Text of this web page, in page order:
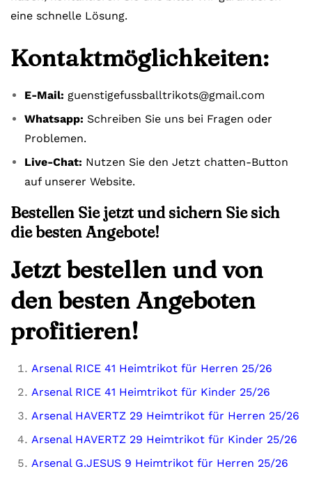
eine schnelle Lösung.
Kontaktmöglichkeiten:
E-Mail: guenstigefussballtrikots@gmail.com
Whatsapp: Schreiben Sie uns bei Fragen oder
Problemen.
Live-Chat: Nutzen Sie den Jetzt chatten-Button
auf unserer Website.
Bestellen Sie jetzt und sichern Sie sich
die besten Angebote!
Jetzt bestellen und von
den besten Angeboten
profitieren!
Arsenal RICE 41 Heimtrikot für Herren 25/26
Arsenal RICE 41 Heimtrikot für Kinder 25/26
Arsenal HAVERTZ 29 Heimtrikot für Herren 25/26
Arsenal HAVERTZ 29 Heimtrikot für Kinder 25/26
Arsenal G.JESUS 9 Heimtrikot für Herren 25/26